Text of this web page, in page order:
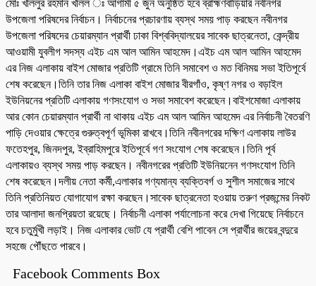
মোঃ খলিলুর রহমান খলিল ঃ আগামী ৫ জুন অনুষ্ঠিত হবে ব্রাহ্মণবাড়িয়ার নবীনগর
উপজেলা পরিষদের নির্বাচন। নির্বাচনের প্রচারণায় ব্যস্থ সময় পাড় করছেন নবীনগর
উপজেলা পরিষদের চেয়ারম্যান প্রার্থী ঢাকা বিশ্ববিদ্যালয়ের সাবেক ছাত্রনেতা, কেন্দ্রীয়
আওয়ামী যুবলীগ সদস্য এইচ এম আল আমিন আহমেদ।এইচ এম আল আমিন আহমেদ
এর নিজ এলাকায় বাইশ মোজার প্রতিটি গ্রামে তিনি সমাবেশ ও মত বিনিময় সভা ইতিপূর্বে
শেষ করেছেন।তিনি তার নিজ এলাকা বাইশ মোজার বীরগাঁও, কৃষ্ণ নগর ও বড়াইল
ইউনিয়নের প্রতিটি এলাকায় গণসংযোগ ও সভা সমাবেশ করেছেন।বাইশমোজা এলাকায়
আর কোন চেয়ারম্যান প্রার্থী না থাকায় এইচ এম আল আমিন আহমেদ এর নির্বাচনী বৈতরণি
পাড়ি দেওয়ার ক্ষেত্রে গুরুত্বপূর্ণ ভূমিকা রাখবে।তিনি নবীনগরের দক্ষিণ এলাকায় লাউর
ফতেহপুর, জিনদপুর, ইব্রাহিমপুরে ইতিপূর্বে গণ সংযোগ শেষ করেছেন।তিনি পূর্ব
এলাকায়ও ব্যস্থ সময় পাড় করছেন। নবীনগরের প্রতিটি ইউনিয়নেন গণসংযোগ তিনি
শেষ করেছেন।দলীয় নেতা কর্মী,এলাকার গণ্যমান্য ব্যক্তিবর্গ ও সুশীল সমাজের সাথে
তিনি প্রতিনিয়ত যোগাযোগ রক্ষা করছেন।সাবেক ছাত্রনেতা হওয়ায় তরুণ প্রজন্মের নিকট
তার আলাদা জনপ্রিয়তা রয়েছে। নির্বাচনী এলাকা পর্যালোচনা করে দেখা গিয়েছে নির্বাচনে
হবে চতুর্মুখী লড়াই। নিজ এলাকার ভোট যে প্রার্থী বেশি পাবেন সে প্রার্থীর জয়ের বন্দুরে
সহজে পৌঁছতে পারবে।
Facebook Comments Box